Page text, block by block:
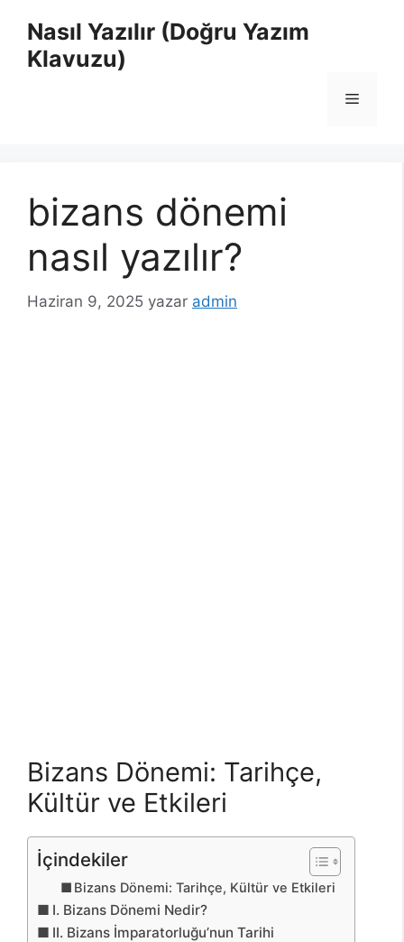
Nasıl Yazılır (Doğru Yazım
Klavuzu)
Menü
bizans dönemi
nasıl yazılır?
Haziran 9, 2025 yazar admin
Bizans Dönemi: Tarihçe,
Kültür ve Etkileri
İçindekiler
Bizans Dönemi: Tarihçe, Kültür ve Etkileri
I. Bizans Dönemi Nedir?
II. Bizans İmparatorluğu’nun Tarihi